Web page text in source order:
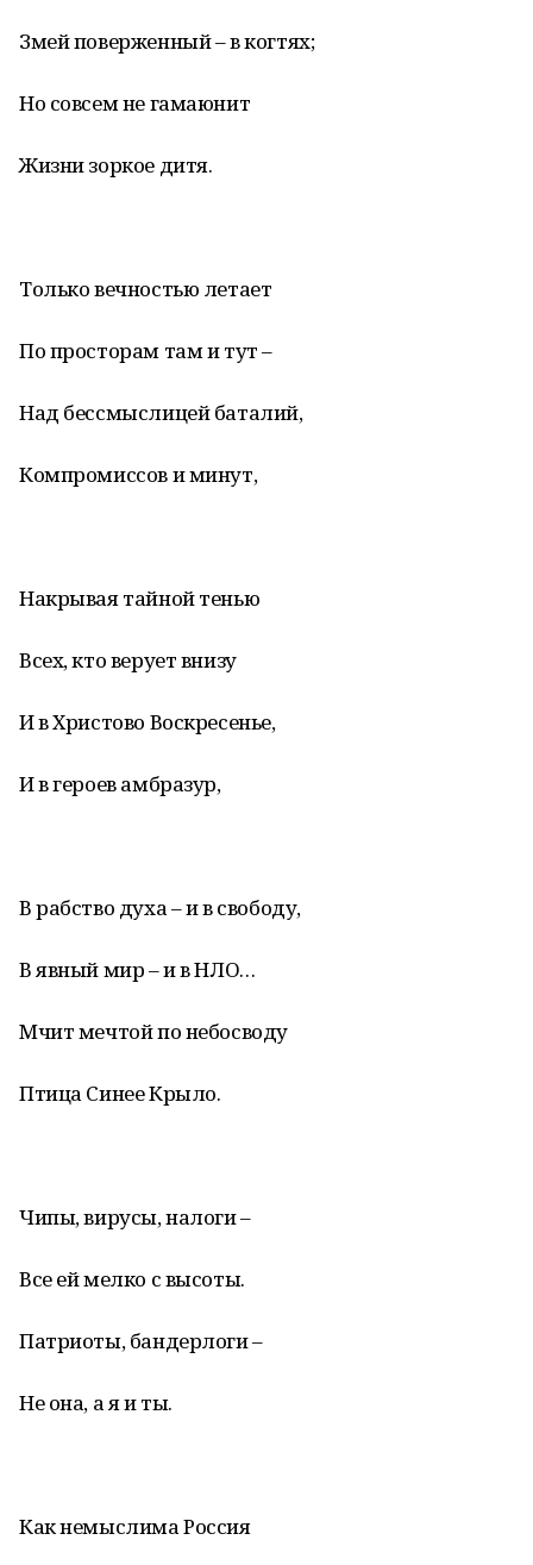
Змей поверженный – в когтях;
Но совсем не гамаюнит
Жизни зоркое дитя.
Только вечностью летает
По просторам там и тут –
Над бессмыслицей баталий,
Компромиссов и минут,
Накрывая тайной тенью
Всех, кто верует внизу
И в Христово Воскресенье,
И в героев амбразур,
В рабство духа – и в свободу,
В явный мир – и в НЛО…
Мчит мечтой по небосводу
Птица Синее Крыло.
Чипы, вирусы, налоги –
Все ей мелко с высоты.
Патриоты, бандерлоги –
Не она, а я и ты.
Как немыслима Россия